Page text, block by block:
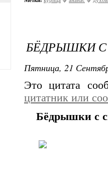
БЁДРЫШКИ
Пятница, 21
Это цитата
цитатник или
Бёдрышки с